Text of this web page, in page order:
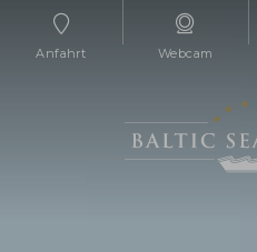
Anfahrt Webcam